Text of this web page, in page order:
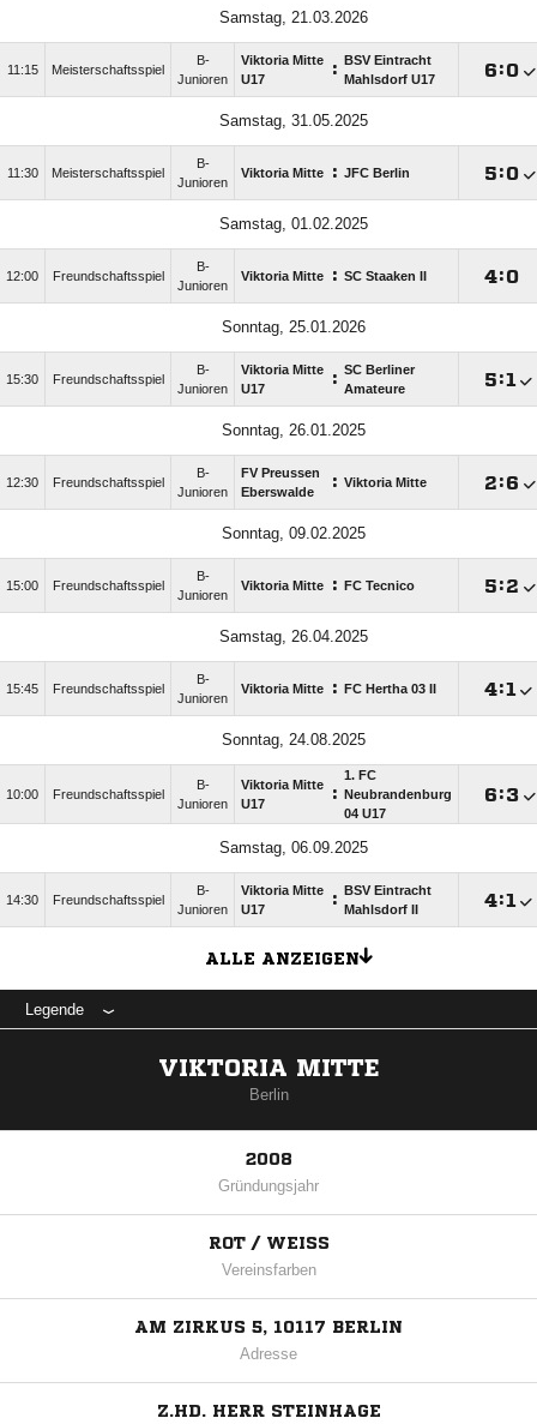
Samstag, 21.03.2026
11:15 Meisterschaftsspiel
B-
Junioren
Viktoria Mitte
U17
:
BSV Eintracht
Mahlsdorf U17
:
Samstag, 31.05.2025
11:30 Meisterschaftsspiel
B-
Junioren
Viktoria Mitte : JFC Berlin :
Samstag, 01.02.2025
12:00 Freundschaftsspiel
B-
Junioren
Viktoria Mitte : SC Staaken II :
Sonntag, 25.01.2026
15:30 Freundschaftsspiel
B-
Junioren
Viktoria Mitte
U17
: SC Berliner
Amateure
:
Sonntag, 26.01.2025
12:30 Freundschaftsspiel
B-
Junioren
FV Preussen
Eberswalde
: Viktoria Mitte :
Sonntag, 09.02.2025
15:00 Freundschaftsspiel
B-
Junioren
Viktoria Mitte : FC Tecnico :
Samstag, 26.04.2025
15:45 Freundschaftsspiel
B-
Junioren
Viktoria Mitte : FC Hertha 03 II :
Sonntag, 24.08.2025
10:00 Freundschaftsspiel
B-
Junioren
Viktoria Mitte
U17
:
1. FC
Neubrandenburg
04 U17
:
Samstag, 06.09.2025
14:30 Freundschaftsspiel
B-
Junioren
Viktoria Mitte
U17
:
BSV Eintracht
Mahlsdorf II
:
ALLE ANZEIGEN
Legende
VIKTORIA MITTE
Berlin
2008
Gründungsjahr
ROT / WEISS
Vereinsfarben
AM ZIRKUS 5, 10117 BERLIN
Adresse
Z.HD. HERR STEINHAGE